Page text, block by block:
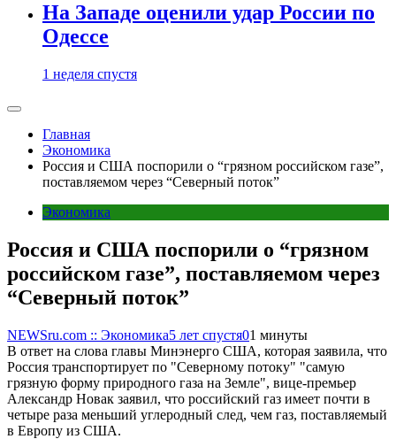
На Западе оценили удар России по
Одессе
1 неделя спустя
Главная
Экономика
Россия и США поспорили о “грязном российском газе”,
поставляемом через “Северный поток”
Экономика
Россия и США поспорили о “грязном
российском газе”, поставляемом через
“Северный поток”
NEWSru.com :: Экономика5 лет спустя01 минуты
В ответ на слова главы Минэнерго США, которая заявила, что
Россия транспортирует по "Северному потоку" "самую
грязную форму природного газа на Земле", вице-премьер
Александр Новак заявил, что российский газ имеет почти в
четыре раза меньший углеродный след, чем газ, поставляемый
в Европу из США.